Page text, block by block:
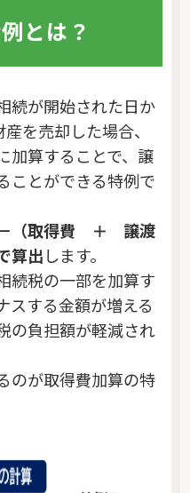
とは？
続が開始された日か
を売却した場合、
加算することで、譲
ことができる特例で
－（取得費 ＋ 譲渡
算出します。
続税の一部を加算す
スする金額が増える
の負担額が軽減され
のが取得費加算の特